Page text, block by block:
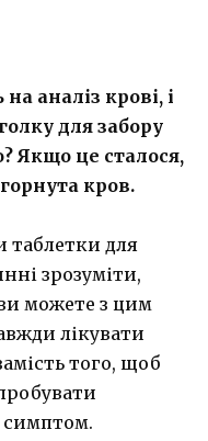
аналіз крові, і
для забору
Якщо це сталося,
кров.
для
зрозуміти,
можете з цим
лікувати
того, щоб